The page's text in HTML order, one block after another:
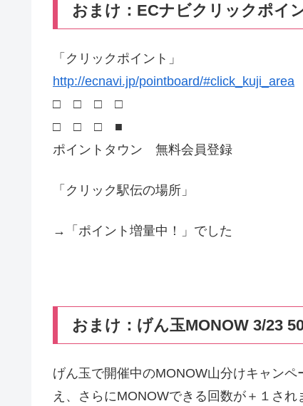
おまけ：ECナビクリックポイ
「クリックポイント」
http://ecnavi.jp/pointboard/#click_kuji_area
□ □ □ □
□ □ □ ■
ポイントタウン 無料会員登録
「クリック駅伝の場所」
→「ポイント増量中！」でした
おまけ：げん玉MONOW 3/23
げん玉で開催中のMONOW山分けキャン
え、さらにMONOWできる回数が＋１され